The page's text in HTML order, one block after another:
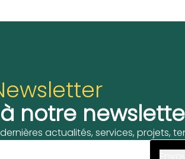
à notre
actualités, services, projets,